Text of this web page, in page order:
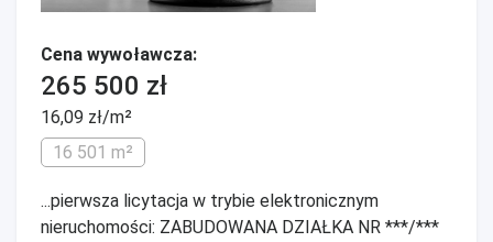
Cena wywoławcza:
265 500 zł
16,09 zł/m²
16 501 m²
...pierwsza licytacja w trybie elektronicznym
nieruchomości: ZABUDOWANA DZIAŁKA NR ***/***